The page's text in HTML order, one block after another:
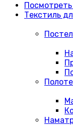
Текстиль